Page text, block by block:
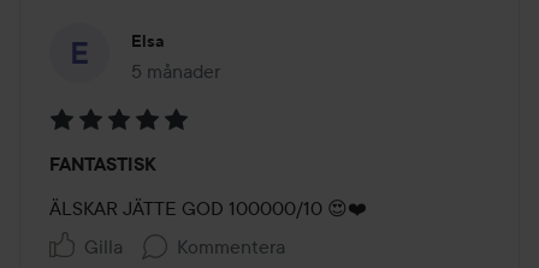
Elsa
5 månader
Inlägget skapades 5 månader
5
av
5
FANTASTISK
ÄLSKAR JÄTTE GOD 100000/10 😍❤️
Gilla
Kommentera